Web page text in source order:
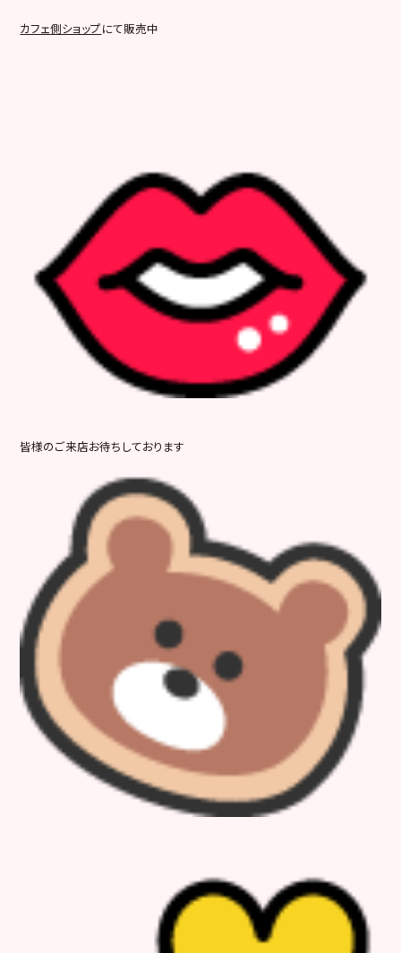
カフェ側ショップにて販売中
皆様のご来店お待ちしております